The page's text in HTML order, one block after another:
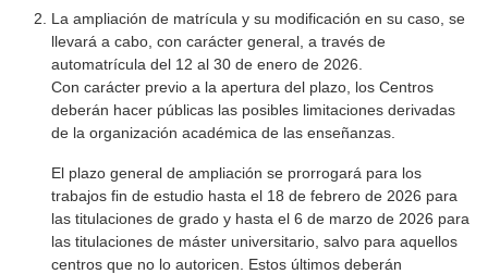
La ampliación de matrícula y su modificación en su caso, se
llevará a cabo, con carácter general, a través de
automatrícula del 12 al 30 de enero de 2026.
Con carácter previo a la apertura del plazo, los Centros
deberán hacer públicas las posibles limitaciones derivadas
de la organización académica de las enseñanzas.
El plazo general de ampliación se prorrogará para los
trabajos fin de estudio hasta el 18 de febrero de 2026 para
las titulaciones de grado y hasta el 6 de marzo de 2026 para
las titulaciones de máster universitario, salvo para aquellos
centros que no lo autoricen. Estos últimos deberán